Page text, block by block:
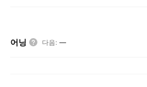
어닝 다음: —